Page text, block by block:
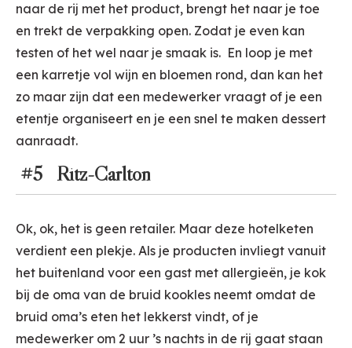
naar de rij met het product, brengt het naar je toe
en trekt de verpakking open. Zodat je even kan
testen of het wel naar je smaak is. En loop je met
een karretje vol wijn en bloemen rond, dan kan het
zo maar zijn dat een medewerker vraagt of je een
etentje organiseert en je een snel te maken dessert
aanraadt.
#5 Ritz-Carlton
Ok, ok, het is geen retailer. Maar deze hotelketen
verdient een plekje. Als je producten invliegt vanuit
het buitenland voor een gast met allergieën, je kok
bij de oma van de bruid kookles neemt omdat de
bruid oma’s eten het lekkerst vindt, of je
medewerker om 2 uur ’s nachts in de rij gaat staan